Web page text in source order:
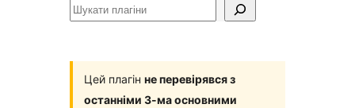
Шукати
Цей плагін не перевірявся з
останніми 3-ма основними